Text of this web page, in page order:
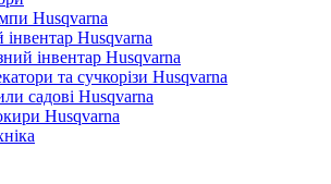
Husqvarna
Husqvarna
інвентар Husqvarna
та сучкорізи Husqvarna
садові Husqvarna
Husqvarna